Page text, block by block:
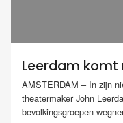
Leerdam
AMSTERDAM – In zijn
theatermaker John
bevolkingsgroepen